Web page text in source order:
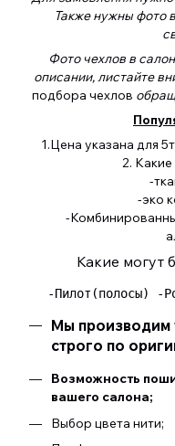
Также нужны фото
Фото чехлов в
описании, листайте
подбора чехлов
1.Цена указана для
2. Какие
-
-эко
-
Какие могут
-Пилот(полосы) -
Мы производим
строго по
Возможность
вашего салона;
Выбор цвета нити;